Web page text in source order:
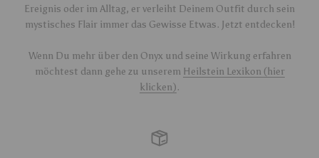
Ereignis oder im Alltag, er verleiht Deinem Outfit durch sein
mystisches Flair immer das Gewisse Etwas. Jetzt entdecken!
Wenn Du mehr über den Onyx und seine Wirkung erfahren
möchtest dann gehe zu unserem Heilstein Lexikon (hier
klicken).